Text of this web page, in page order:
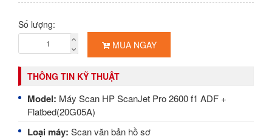
Số lượng:
MUA NGAY
THÔNG TIN KỸ THUẬT
Model: Máy Scan HP ScanJet Pro 2600 f1 ADF +
Flatbed(20G05A)
Loại máy: Scan văn bản hồ sơ